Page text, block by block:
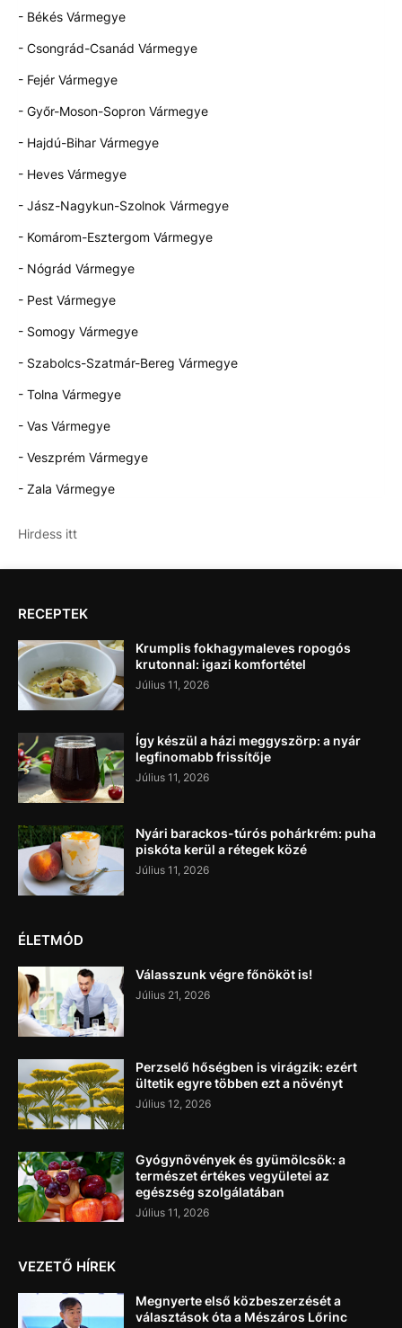
- Békés Vármegye
- Csongrád-Csanád Vármegye
- Fejér Vármegye
- Győr-Moson-Sopron Vármegye
- Hajdú-Bihar Vármegye
- Heves Vármegye
- Jász-Nagykun-Szolnok Vármegye
- Komárom-Esztergom Vármegye
- Nógrád Vármegye
- Pest Vármegye
- Somogy Vármegye
- Szabolcs-Szatmár-Bereg Vármegye
- Tolna Vármegye
- Vas Vármegye
- Veszprém Vármegye
- Zala Vármegye
Hirdess itt
RECEPTEK
Krumplis fokhagymaleves ropogós
krutonnal: igazi komfortétel
Július 11, 2026
Így készül a házi meggyszörp: a nyár
legfinomabb frissítője
Július 11, 2026
Nyári barackos-túrós pohárkrém: puha
piskóta kerül a rétegek közé
Július 11, 2026
ÉLETMÓD
Válasszunk végre főnököt is!
Július 21, 2026
Perzselő hőségben is virágzik: ezért
ültetik egyre többen ezt a növényt
Július 12, 2026
Gyógynövények és gyümölcsök: a
természet értékes vegyületei az
egészség szolgálatában
Július 11, 2026
VEZETŐ HÍREK
Megnyerte első közbeszerzését a
választások óta a Mészáros Lőrinc